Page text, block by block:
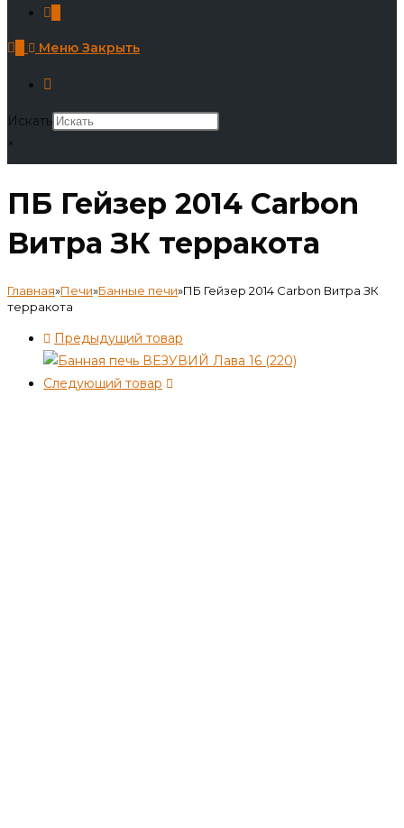
Меню Закрыть
Искать
×
ПБ Гейзер 2014 Carbon
Витра ЗК терракота
Главная»Печи»Банные печи»ПБ Гейзер 2014 Carbon Витра ЗК
терракота
Предыдущий товар
Следующий товар